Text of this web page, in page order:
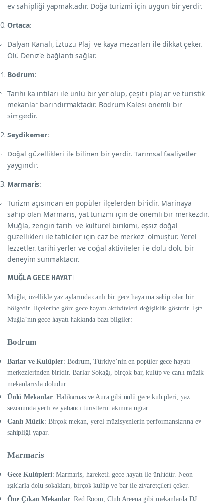
ev sahipliği yapmaktadır. Doğa turizmi için uygun bir yerdir.
Ortaca:
Dalyan Kanalı, İztuzu Plajı ve kaya mezarları ile dikkat çeker.
Ölü Deniz'e bağlantı sağlar.
Bodrum:
Tarihi kalıntıları ile ünlü bir yer olup, çeşitli plajlar ve turistik
mekanlar barındırmaktadır. Bodrum Kalesi önemli bir
simgedir.
Seydikemer:
Doğal güzellikleri ile bilinen bir yerdir. Tarımsal faaliyetler
yaygındır.
Marmaris:
Turizm açısından en popüler ilçelerden biridir. Marinaya
sahip olan Marmaris, yat turizmi için de önemli bir merkezdir.
Muğla, zengin tarihi ve kültürel birikimi, eşsiz doğal
güzellikleri ile tatilciler için cazibe merkezi olmuştur. Yerel
lezzetler, tarihi yerler ve doğal aktiviteler ile dolu dolu bir
deneyim sunmaktadır.
MUĞLA GECE HAYATI
Muğla, özellikle yaz aylarında canlı bir gece hayatına sahip olan bir
bölgedir. İlçelerine göre gece hayatı aktiviteleri değişiklik gösterir. İşte
Muğla’nın gece hayatı hakkında bazı bilgiler:
Bodrum
Barlar ve Kulüpler: Bodrum, Türkiye’nin en popüler gece hayatı
merkezlerinden biridir. Barlar Sokağı, birçok bar, kulüp ve canlı müzik
mekanlarıyla doludur.
Ünlü Mekanlar: Halikarnas ve Aura gibi ünlü gece kulüpleri, yaz
sezonunda yerli ve yabancı turistlerin akınına uğrar.
Canlı Müzik: Birçok mekan, yerel müzisyenlerin performanslarına ev
sahipliği yapar.
Marmaris
Gece Kulüpleri: Marmaris, hareketli gece hayatı ile ünlüdür. Neon
ışıklarla dolu sokakları, birçok kulüp ve bar ile ziyaretçileri çeker.
Öne Çıkan Mekanlar: Red Room, Club Areena gibi mekanlarda DJ